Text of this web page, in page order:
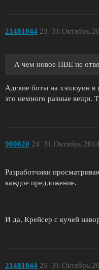
21481044 23
А чем новое ПВЕ не
Адские боты на хэллоуин в
это немного разные вещи.
900820 24
Разработчики
каждое предложение.
И да, Крейсер с кучей
21481044 25